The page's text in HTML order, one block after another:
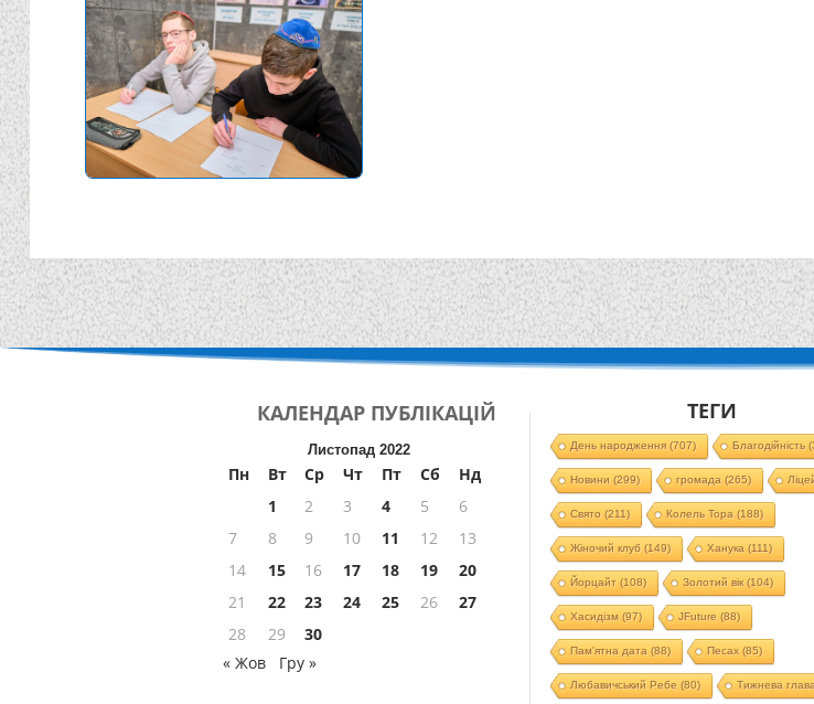
КАЛЕНДАР ПУБЛІКАЦІЙ
Листопад 2022
Пн Вт Ср Чт Пт Сб
Нд
1
2 3 4 5
6
7
8 9 10 11 12
13
14
15 16 17 18 19
20
21
22 23 24 25 26
27
28
29
30
« Жов
Гру »
ТЕГИ
День народження(707) Благодійність
Новини (299) громада (265)
Свято (211) Колель Тора (188)
Жіночий клуб (149) Ханука (111)
Йорцайт (108) Золотий вік(104)
Хасидізм (97) JFuture (88)
Пам'ятна дата (88) Песах(85)
Любавичський Ребе (80) Тижнева